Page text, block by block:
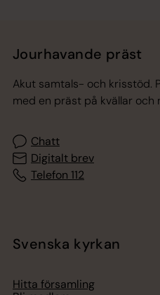
Jourhavande präst
Akut samtals- och krisstöd.
med en präst på kvällar och
Chatt
Digitalt brev
Telefon 112
Svenska kyrkan
Hitta församling